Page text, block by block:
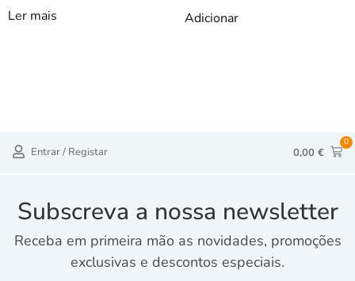
Ler mais Adicionar
Entrar / Registar 0,00 €
0
Subscreva a nossa newsletter
Receba em primeira mão as novidades, promoções
exclusivas e descontos especiais.